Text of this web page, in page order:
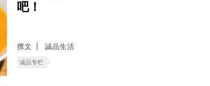
吧！
撰文 誠品生活
诚品专栏